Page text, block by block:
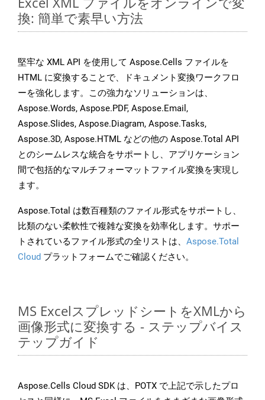
換: 簡単で素早い方法
堅牢な XML API を使用して Aspose.Cells ファイルを
HTML に変換することで、ドキュメント変換ワークフロ
ーを強化します。この強力なソリューションは、
Aspose.Words, Aspose.PDF, Aspose.Email,
Aspose.Slides, Aspose.Diagram, Aspose.Tasks,
Aspose.3D, Aspose.HTML などの他の Aspose.Total API
とのシームレスな統合をサポートし、アプリケーション
間で包括的なマルチフォーマットファイル変換を実現し
ます。
Aspose.Total は数百種類のファイル形式をサポートし、
比類のない柔軟性で複雑な変換を効率化します。サポー
トされているファイル形式の全リストは、 Aspose.Total
Cloud プラットフォームでご確認ください。
MS ExcelスプレッドシートをXMLから
画像形式に変換する - ステップバイス
テップガイド
Aspose.Cells Cloud SDK は、POTX で上記で示したプロ